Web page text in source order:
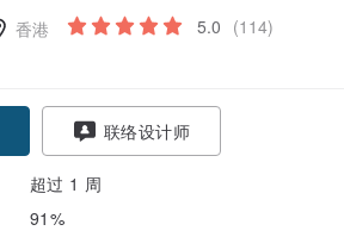
香港 5.0 (114)
联络设计师
超过 1 周
91%